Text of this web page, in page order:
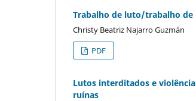
Trabalho de luto/trabalho
Christy Beatriz Najarro Guzmán
PDF
Lutos interditados e
ruínas